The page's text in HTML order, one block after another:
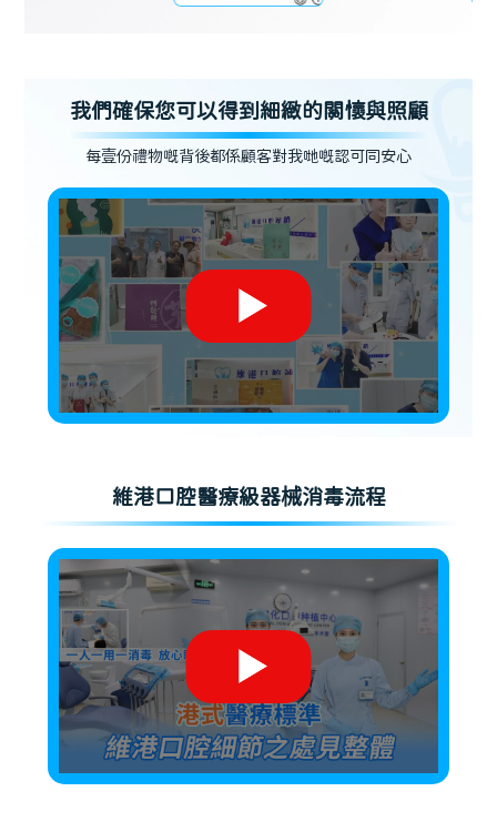
我們確保您可以得到細緻的關懷與照顧
每壹份禮物嘅背後都係顧客對我哋嘅認可同安心
維港口腔醫療級器械消毒流程